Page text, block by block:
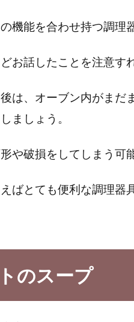
機能を合わせ持つ調理
お話したことを注意す
は、オーブン内がまだ
ましょう。
や破損をしてしまう可
ばとても便利な調理器
のスープ